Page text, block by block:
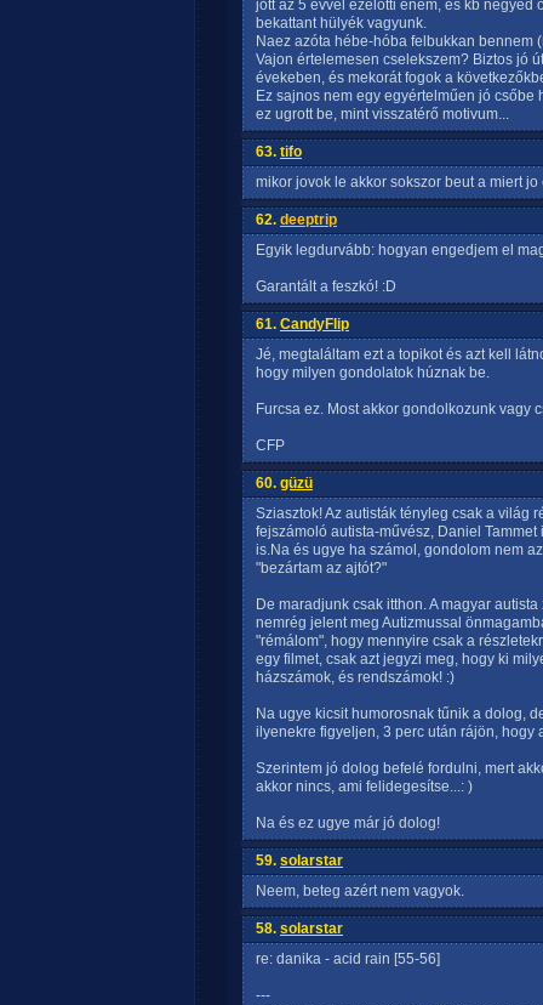
jött az 5 évvel ezelötti énem, és kb negyed
bekattant hülyék vagyunk.
Naez azóta hébe-hóba felbukkan bennem
Vajon értelemesen cselekszem? Biztos jó
évekeben, és mekorát fogok a
Ez sajnos nem egy egyértelműen jó
ez ugrott be, mint visszatérő motivum...
63. tifo
mikor jovok le akkor sokszor beut a miert
62. deeptrip
Egyik legdurvább: hogyan engedjem el
Garantált a feszkó! :D
61. CandyFlip
Jé, megtaláltam ezt a topikot és azt kell
hogy milyen gondolatok húznak be.
Furcsa ez. Most akkor gondolkozunk vagy
CFP
60. güzü
Sziasztok! Az autisták tényleg csak a világ
fejszámoló autista-művész, Daniel
is.Na és ugye ha számol, gondolom nem
"bezártam az ajtót?"
De maradjunk csak itthon. A magyar
nemrég jelent meg Autizmussal
"rémálom", hogy mennyire csak a
egy filmet, csak azt jegyzi meg, hogy ki
házszámok, és rendszámok! :)
Na ugye kicsit humorosnak tűnik a dolog,
ilyenekre figyeljen, 3 perc után rájön, hogy
Szerintem jó dolog befelé fordulni, mert
akkor nincs, ami felidegesítse...: )
Na és ez ugye már jó dolog!
59. solarstar
Neem, beteg azért nem vagyok.
58. solarstar
re: danika - acid rain [55-56]
---